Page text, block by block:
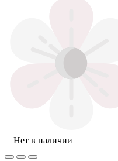
Нет в наличии